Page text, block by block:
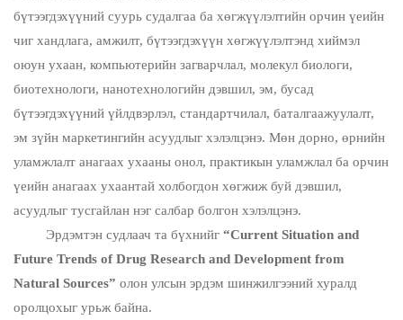
бүтээгдэхүүний суурь судалгаа ба хөгжүүлэлтийн орчин үеийн
чиг хандлага, амжилт, бүтээгдэхүүн хөгжүүлэлтэнд хиймэл
оюун ухаан, компьютерийн загварчлал, молекул биологи,
биотехнологи, нанотехнологийн дэвшил, эм, бусад
бүтээгдэхүүний үйлдвэрлэл, стандартчилал, баталгаажуулалт,
эм зүйн маркетингийн асуудлыг хэлэлцэнэ. Мөн дорно, өрнийн
уламжлалт анагаах ухааны онол, практикын уламжлал ба орчин
үеийн анагаах ухаантай холбогдон хөгжиж буй дэвшил,
асуудлыг тусгайлан нэг салбар болгон хэлэлцэнэ.
Эрдэмтэн судлаач та бүхнийг “Current Situation and
Future Trends of Drug Research and Development from
Natural Sources” олон улсын эрдэм шинжилгээний хуралд
оролцохыг урьж байна.